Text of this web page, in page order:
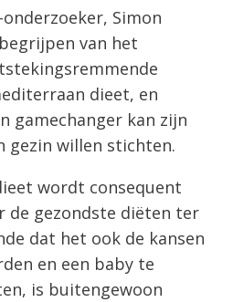
Simon
van het
dieet, en
gamechanger kan zijn
gezin willen stichten.
wordt consequent
de gezondste diëten ter
dat het ook de kansen
en een baby te
is buitengewoon